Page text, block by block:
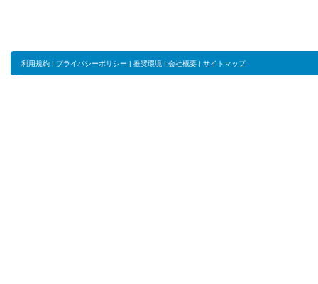
利用規約 | プライバシーポリシー | 推奨環境 | 会社概要 | サイトマップ